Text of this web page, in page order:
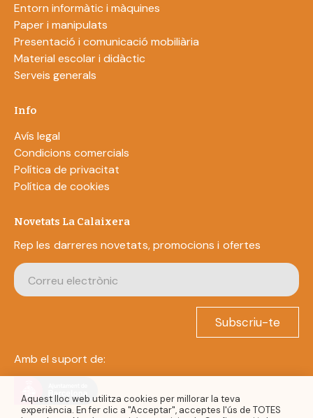
Entorn informàtic i màquines
Paper i manipulats
Presentació i comunicació mobiliària
Material escolar i didàctic
Serveis generals
Info
Avís legal
Condicions comercials
Política de privacitat
Política de cookies
Novetats La Calaixera
Rep les darreres novetats, promocions i ofertes
Subscriu-te
Amb el suport de:
Aquest lloc web utilitza cookies per millorar la teva
experiència. En fer clic a "Acceptar", acceptes l'ús de TOTES